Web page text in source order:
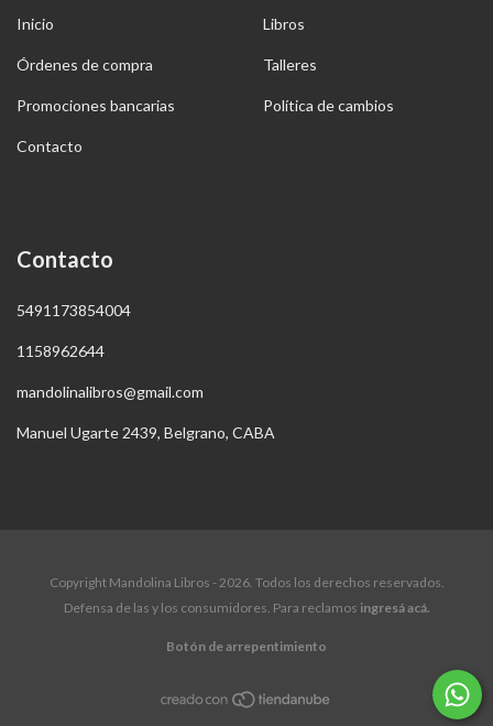
Inicio Libros
Órdenes de compra Talleres
Promociones bancarias Política de cambios
Contacto
Contacto
5491173854004
1158962644
mandolinalibros@gmail.com
Manuel Ugarte 2439, Belgrano, CABA
Copyright Mandolina Libros - 2026. Todos los derechos reservados.
Defensa de las y los consumidores. Para reclamos ingresá acá.
Botón de arrepentimiento